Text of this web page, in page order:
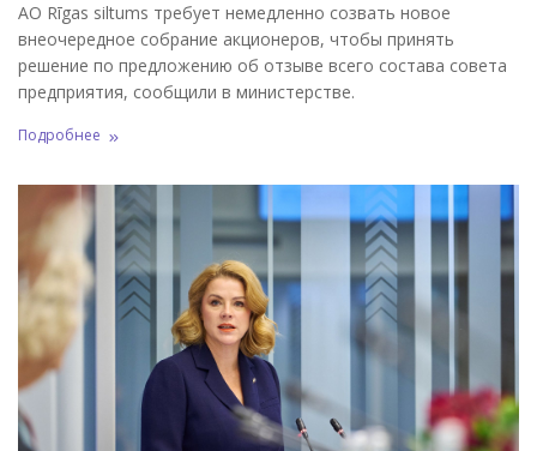
АО Rīgas siltums требует немедленно созвать новое
внеочередное собрание акционеров, чтобы принять
решение по предложению об отзыве всего состава совета
предприятия, сообщили в министерстве.
Подробнее